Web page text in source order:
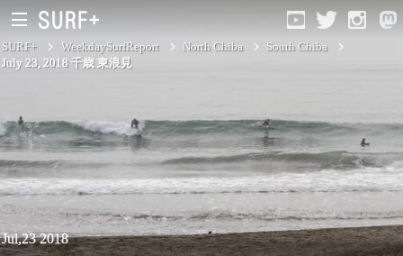
South Ibaraki
North Chiba
South Chiba
Unusually
SURF+ WeekdaySurfReport North Chiba
South Chiba
July 23, 2018 千歳 東浪見
Jul,23 2018